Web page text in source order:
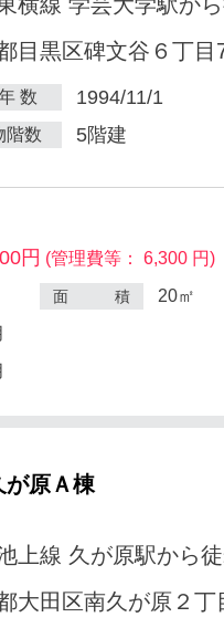
目黒区碑文谷６丁目
数 1994/11/1
階数 5階建
円 (管理費等： 6,300 円)
面 積 20㎡
が原Ａ棟
上線 久が原駅から
大田区南久が原２丁